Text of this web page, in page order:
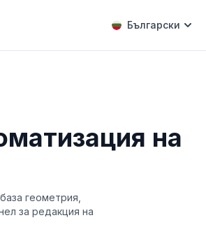
Български
на
геометрия,
за редакция на